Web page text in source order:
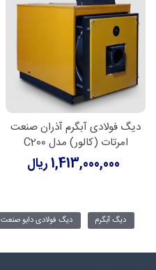
دیگ فولادی آبگرم آذران صنعت
امرتات (کالور) مدل C200
1,413,000,000 ریال
دیگ آبگرم دیگ فولادی دابو صنعت